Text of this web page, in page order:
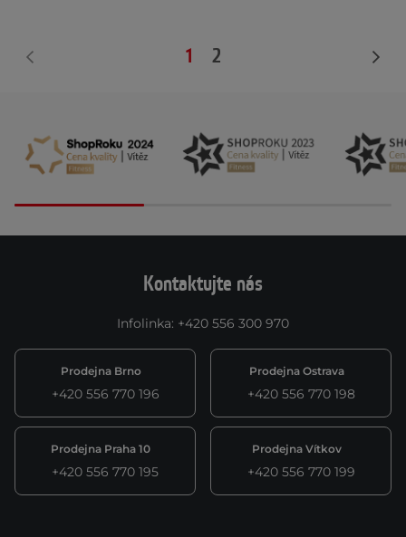
1 2
Kontaktujte nás
Infolinka: +420 556 300 970
Prodejna Brno
+420 556 770 196
Prodejna Ostrava
+420 556 770 198
Prodejna Praha 10
+420 556 770 195
Prodejna Vítkov
+420 556 770 199